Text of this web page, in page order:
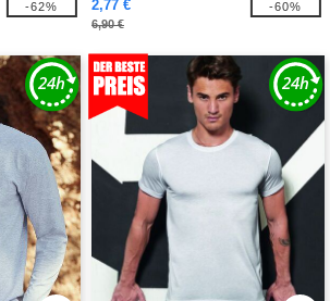
-62% 2,77 €
6,90 €
-60%